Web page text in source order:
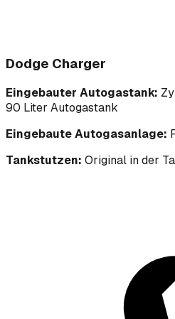
Dodge Charger
Eingebauter Autogastank:
90 Liter Autogastank
Eingebaute Autogasanlage:
Tankstutzen: Original in der